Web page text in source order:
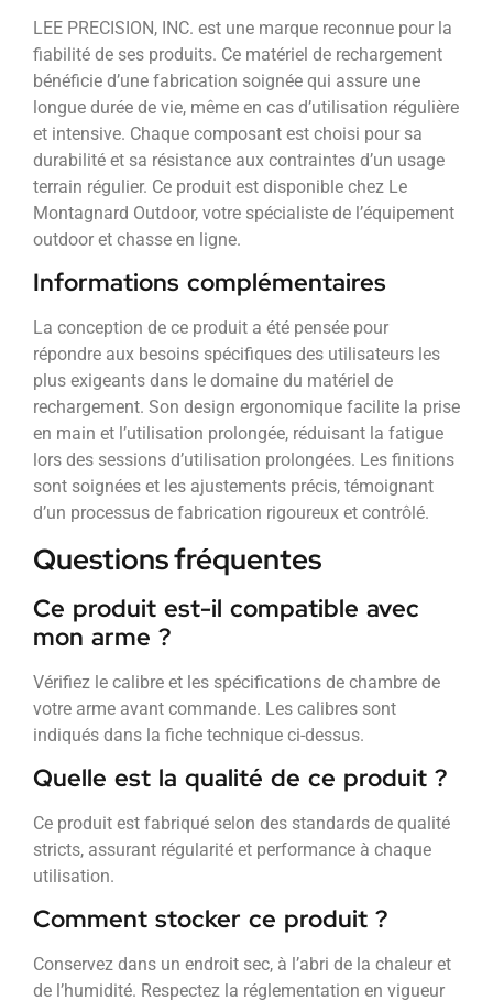
LEE PRECISION, INC. est une marque reconnue pour la
fiabilité de ses produits. Ce matériel de rechargement
bénéficie d’une fabrication soignée qui assure une
longue durée de vie, même en cas d’utilisation régulière
et intensive. Chaque composant est choisi pour sa
durabilité et sa résistance aux contraintes d’un usage
terrain régulier. Ce produit est disponible chez Le
Montagnard Outdoor, votre spécialiste de l’équipement
outdoor et chasse en ligne.
Informations complémentaires
La conception de ce produit a été pensée pour
répondre aux besoins spécifiques des utilisateurs les
plus exigeants dans le domaine du matériel de
rechargement. Son design ergonomique facilite la prise
en main et l’utilisation prolongée, réduisant la fatigue
lors des sessions d’utilisation prolongées. Les finitions
sont soignées et les ajustements précis, témoignant
d’un processus de fabrication rigoureux et contrôlé.
Questions fréquentes
Ce produit est-il compatible avec
mon arme ?
Vérifiez le calibre et les spécifications de chambre de
votre arme avant commande. Les calibres sont
indiqués dans la fiche technique ci-dessus.
Quelle est la qualité de ce produit ?
Ce produit est fabriqué selon des standards de qualité
stricts, assurant régularité et performance à chaque
utilisation.
Comment stocker ce produit ?
Conservez dans un endroit sec, à l’abri de la chaleur et
de l’humidité. Respectez la réglementation en vigueur